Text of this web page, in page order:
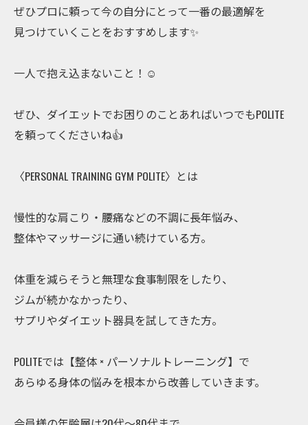
ぜひプロに頼って今の自分にとって一番の最適解を
見つけていくことをおすすめします✨
一人で抱え込まないこと！☺️
ぜひ、ダイエットでお困りのことあればいつでもPOLITE
を頼ってくださいね👍
〈PERSONAL TRAINING GYM POLITE〉とは
慢性的な肩こり・腰痛などの不調に長年悩み、
整体やマッサージに通い続けている方。
体重を減らそうと無理な食事制限をしたり、
ジムが続かなかったり、
サプリやダイエット器具を試してきた方。
POLITEでは【整体 × パーソナルトレーニング】で
あらゆる身体の悩みを根本から改善していきます。